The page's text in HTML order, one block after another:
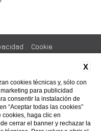
Cookie
Certificaciones
X
cookies técnicas y, sólo con
para publicidad
consentir la instalación de
“Aceptar todas las cookies”
haga clic en
cerrar el banner y rechazar la